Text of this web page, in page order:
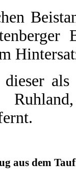
dieser
aus dem